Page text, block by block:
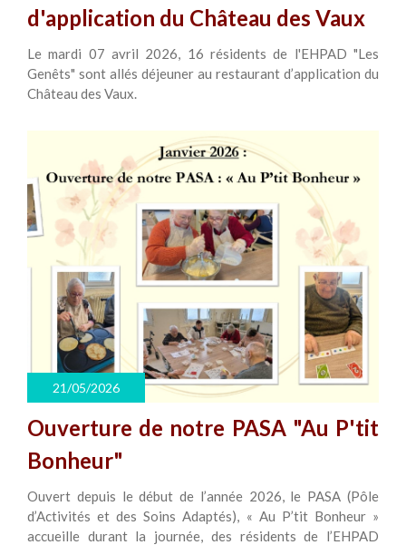
d'application du Château des Vaux
Le mardi 07 avril 2026, 16 résidents de l'EHPAD "Les
Genêts" sont allés déjeuner au restaurant d’application du
Château des Vaux.
21/05/2026
Ouverture de notre PASA "Au P'tit
Bonheur"
Ouvert depuis le début de l’année 2026, le PASA (Pôle
d’Activités et des Soins Adaptés), « Au P’tit Bonheur »
accueille durant la journée, des résidents de l’EHPAD